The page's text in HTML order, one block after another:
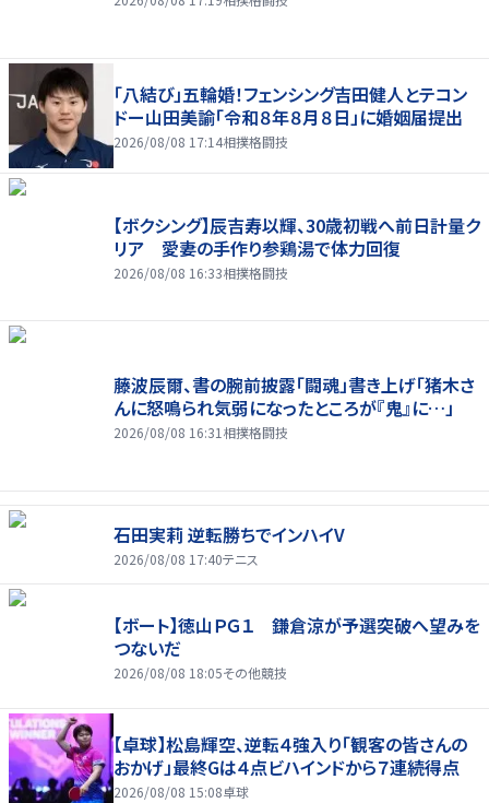
「八結び」五輪婚！フェンシング吉田健人とテコン
ドー山田美諭「令和８年８月８日」に婚姻届提出
2026/08/08 17:14相撲格闘技
【ボクシング】辰吉寿以輝、30歳初戦へ前日計量ク
リア 愛妻の手作り参鶏湯で体力回復
2026/08/08 16:33相撲格闘技
藤波辰爾、書の腕前披露「闘魂」書き上げ「猪木さ
んに怒鳴られ気弱になったところが『鬼』に…」
2026/08/08 16:31 相撲格闘技
石田実莉 逆転勝ちでインハイV
2026/08/08 17:40テニス
【ボート】徳山ＰＧ１ 鎌倉涼が予選突破へ望みを
つないだ
2026/08/08 18:05その他競技
【卓球】松島輝空、逆転４強入り「観客の皆さんの
おかげ」最終Gは４点ビハインドから７連続得点
2026/08/08 15:08卓球